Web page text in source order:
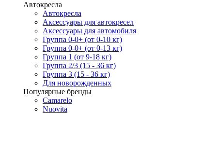
Автокресла
Автокресла
Аксессуары для автокресел
Аксессуары для автомобиля
Группа 0-0+ (от 0-10 кг)
Группа 0-0+ (от 0-13 кг)
Группа 1 (от 9-18 кг)
Группа 2/3 (15 - 36 кг)
Группа 3 (15 - 36 кг)
Для новорожденных
Популярные бренды
Camarelo
Nuovita